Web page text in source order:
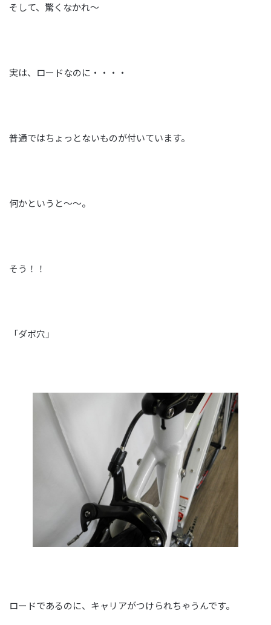
そして、驚くなかれ～
実は、ロードなのに・・・・
普通ではちょっとないものが付いています。
何かというと～～。
そう！！
「ダボ穴」
ロードであるのに、キャリアがつけられちゃうんです。